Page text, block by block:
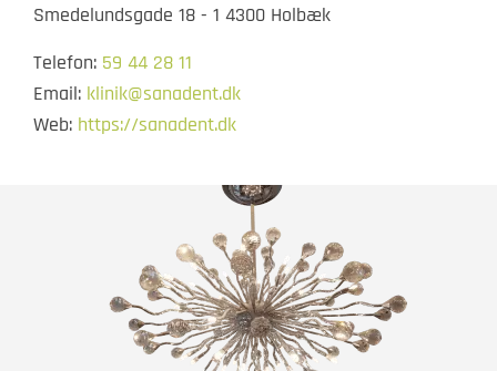
Smedelundsgade 18 - 1 4300 Holbæk
Telefon: 59 44 28 11
Email: klinik@sanadent.dk
Web: https://sanadent.dk